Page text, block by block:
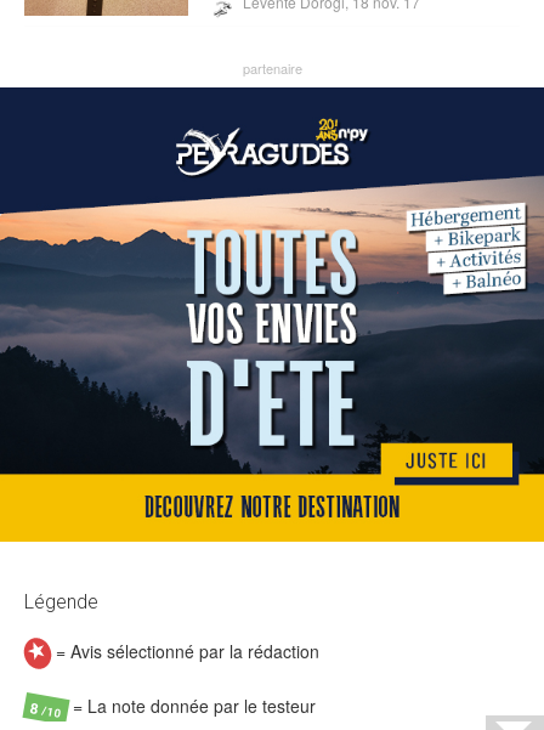
Légende
= Avis sélectionné par la rédaction
8/10 = La note donnée par le testeur